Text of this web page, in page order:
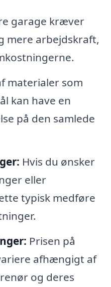
garage kræver
mere arbejdskraft,
materialer som
kan have en
på den samlede
Hvis du ønsker
eller
typisk medføre
Prisen på
afhængigt af
og deres